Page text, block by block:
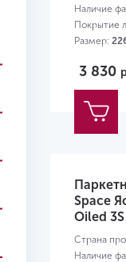
Наличие
Покрытие
Размер:
3 830
Space
Oiled 3S
Страна
Наличие